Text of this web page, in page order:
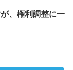
、権利調整に一